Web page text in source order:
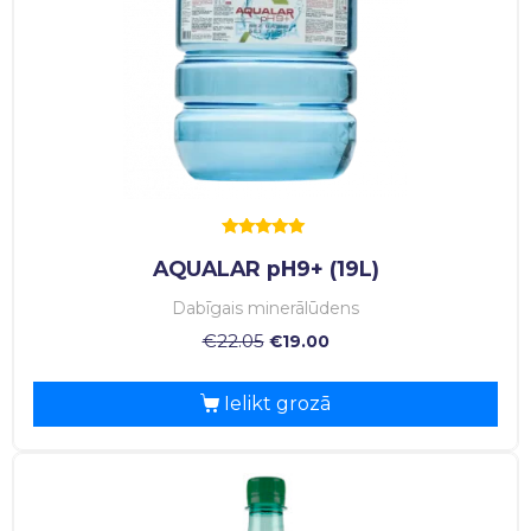
5.00
out of 5
AQUALAR pH9+ (19L)
Dabīgais minerālūdens
€22.05 €19.00
Ielikt grozā